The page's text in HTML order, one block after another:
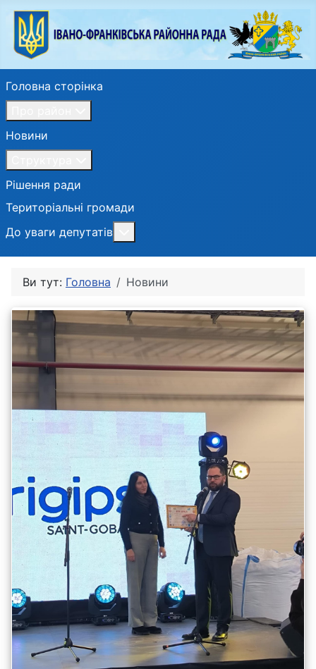
Головна сторінка
Новини
Рішення ради
Територіальні громади
До уваги депутатів
Ви тут: Головна Новини